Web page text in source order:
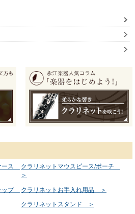
ース クラリネットマウスピース/ポーチ
＞
ップ
クラリネットお手入れ用品 ＞
クラリネットスタンド ＞